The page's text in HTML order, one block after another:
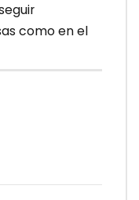
como en el